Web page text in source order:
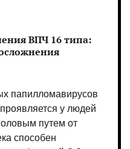
ВПЧ 16 типа:
папилломавирусов
у людей
путем от
способен